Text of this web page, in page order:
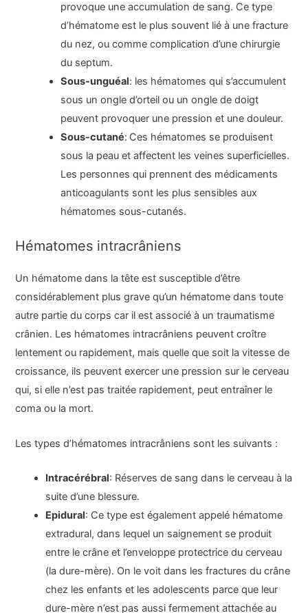
provoque une accumulation de sang. Ce type
d’hématome est le plus souvent lié à une fracture
du nez, ou comme complication d’une chirurgie
du septum.
Sous-unguéal: les hématomes qui s’accumulent
sous un ongle d’orteil ou un ongle de doigt
peuvent provoquer une pression et une douleur.
Sous-cutané: Ces hématomes se produisent
sous la peau et affectent les veines superficielles.
Les personnes qui prennent des médicaments
anticoagulants sont les plus sensibles aux
hématomes sous-cutanés.
Hématomes intracrâniens
Un hématome dans la tête est susceptible d’être
considérablement plus grave qu’un hématome dans toute
autre partie du corps car il est associé à un traumatisme
crânien. Les hématomes intracrâniens peuvent croître
lentement ou rapidement, mais quelle que soit la vitesse de
croissance, ils peuvent exercer une pression sur le cerveau
qui, si elle n’est pas traitée rapidement, peut entraîner le
coma ou la mort.
Les types d’hématomes intracrâniens sont les suivants :
Intracérébral: Réserves de sang dans le cerveau à la
suite d’une blessure.
Epidural: Ce type est également appelé hématome
extradural, dans lequel un saignement se produit
entre le crâne et l’enveloppe protectrice du cerveau
(la dure-mère). On le voit dans les fractures du crâne
chez les enfants et les adolescents parce que leur
dure-mère n’est pas aussi fermement attachée au